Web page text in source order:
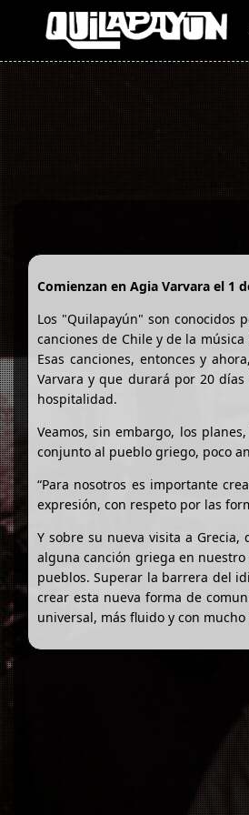
Comienzan en Agia Varvara el 1
Los "Quilapayún" son conocidos
canciones de Chile y de la
Esas canciones, entonces y
Varvara y que durará por 20
hospitalidad.
Veamos, sin embargo, los
conjunto al pueblo griego, poco
“Para nosotros es importante
expresión, con respeto por las
Y sobre su nueva visita a
alguna canción griega en
pueblos. Superar la barrera del
crear esta nueva forma de
universal, más fluido y con